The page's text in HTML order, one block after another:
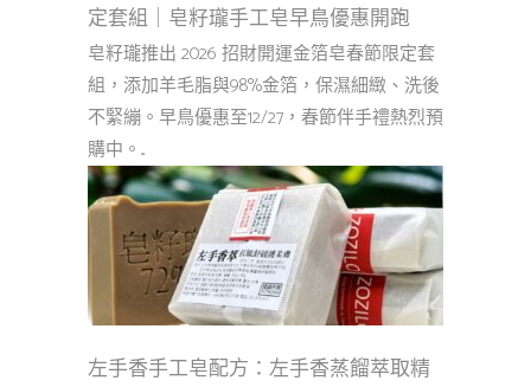
定套組｜皂籽瓏手工皂早鳥優惠開跑
皂籽瓏推出 2026 招財開運金箔皂春節限定套
組，添加羊毛脂與98%金箔，保濕細緻、洗後
不緊繃。早鳥優惠至12/27，春節伴手禮熱烈預
購中。...
左手香手工皂配方：左手香蒸餾萃取精